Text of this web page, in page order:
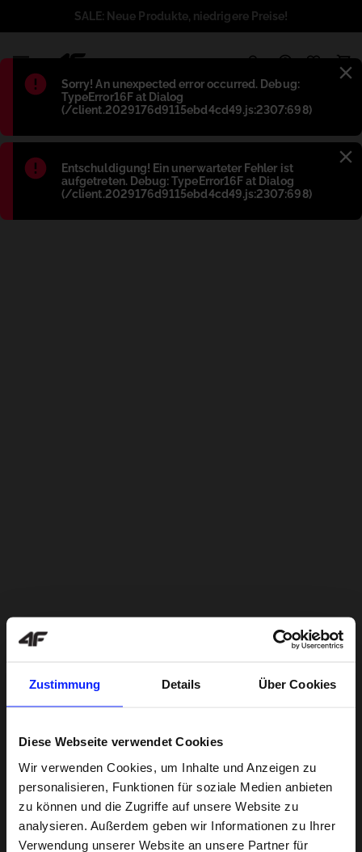
Zustimmung Details Über Cookies
Diese Webseite verwendet Cookies
Wir verwenden Cookies, um Inhalte und Anzeigen zu
personalisieren, Funktionen für soziale Medien anbieten
zu können und die Zugriffe auf unsere Website zu
analysieren. Außerdem geben wir Informationen zu Ihrer
Verwendung unserer Website an unsere Partner für
Błąd:
Sorry! An unexpected error occurred. Debug:
TypeError16F at Dialog
(/client.2029176d9115ebd4cd49.js:2307:698)
Błąd:
Entschuldigung! Ein unerwarteter Fehler ist
aufgetreten. Debug: TypeError16F at Dialog
(/client.2029176d9115ebd4cd49.js:2307:698)
SALE: Neue Produkte, niedrigere Preise!